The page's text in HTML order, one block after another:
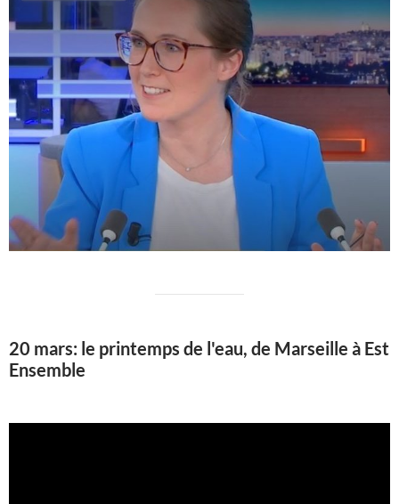
20 mars: le printemps de l'eau, de Marseille à Est
Ensemble